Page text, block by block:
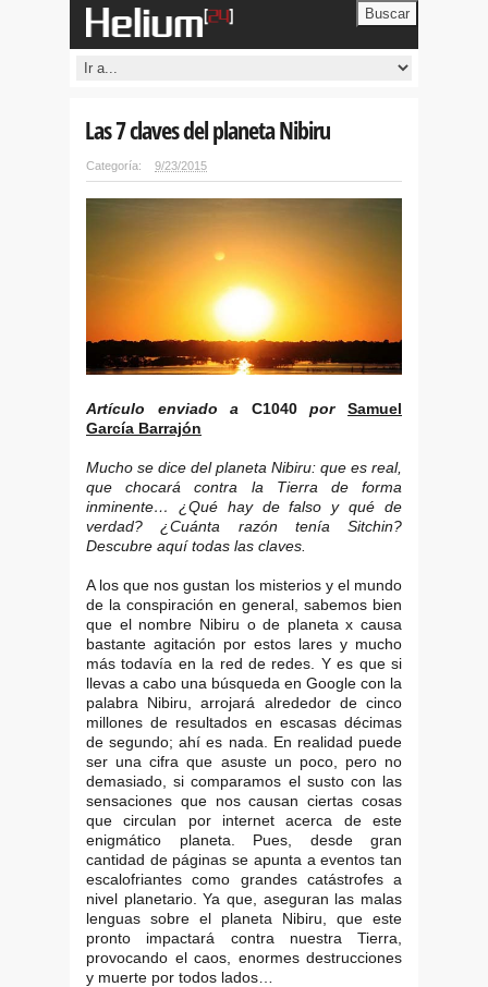
Buscar
Las 7 claves del planeta Nibiru
Categoría: 9/23/2015
Artículo enviado a C1040porSamuel
García Barrajón
Mucho se dice del planeta Nibiru: que es real,
que chocará contra la Tierra de forma
inminente… ¿Qué hay de falso y qué de
verdad? ¿Cuánta razón tenía Sitchin?
Descubre aquí todas las claves.
A los que nos gustan los misterios y el mundo
de la conspiración en general, sabemos bien
que el nombre Nibiru o de planeta x causa
bastante agitación por estos lares y mucho
más todavía en la red de redes. Y es que si
llevas a cabo una búsqueda en Google con la
palabra Nibiru, arrojará alrededor de cinco
millones de resultados en escasas décimas
de segundo; ahí es nada. En realidad puede
ser una cifra que asuste un poco, pero no
demasiado, si comparamos el susto con las
sensaciones que nos causan ciertas cosas
que circulan por internet acerca de este
enigmático planeta. Pues, desde gran
cantidad de páginas se apunta a eventos tan
escalofriantes como grandes catástrofes a
nivel planetario. Ya que, aseguran las malas
lenguas sobre el planeta Nibiru, que este
pronto impactará contra nuestra Tierra,
provocando el caos, enormes destrucciones
y muerte por todos lados…